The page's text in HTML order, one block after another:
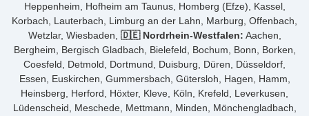
Heppenheim, Hofheim am Taunus, Homberg (Efze), Kassel,
Korbach, Lauterbach, Limburg an der Lahn, Marburg, Offenbach,
Wetzlar, Wiesbaden, 🇩🇪 Nordrhein-Westfalen: Aachen,
Bergheim, Bergisch Gladbach, Bielefeld, Bochum, Bonn, Borken,
Coesfeld, Detmold, Dortmund, Duisburg, Düren, Düsseldorf,
Essen, Euskirchen, Gummersbach, Gütersloh, Hagen, Hamm,
Heinsberg, Herford, Höxter, Kleve, Köln, Krefeld, Leverkusen,
Lüdenscheid, Meschede, Mettmann, Minden, Mönchengladbach,